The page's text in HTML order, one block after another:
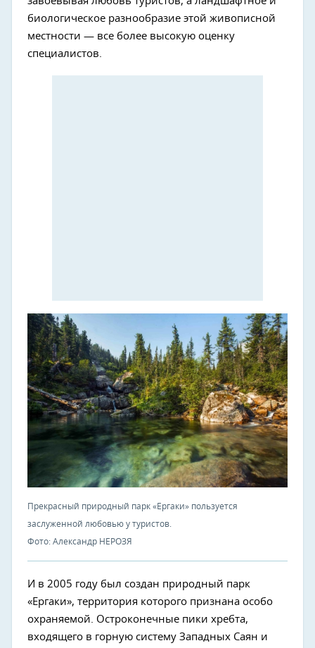
биологическое разнообразие этой живописной
местности — все более высокую оценку
специалистов.
Прекрасный природный парк «Ергаки» пользуется
заслуженной любовью у туристов.
Фото: Александр НЕРОЗЯ
И в 2005 году был создан природный парк
«Ергаки», территория которого признана особо
охраняемой. Остроконечные пики хребта,
входящего в горную систему Западных Саян и